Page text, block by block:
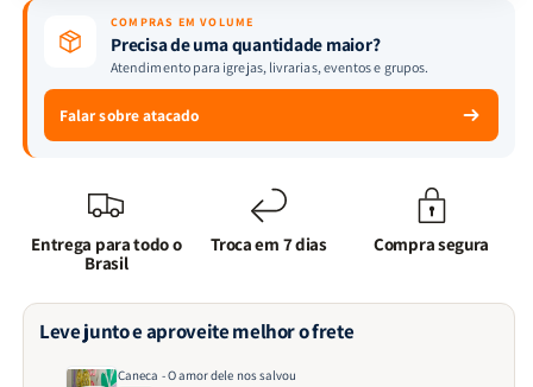
COMPRAS EM VOLUME
Precisa de uma quantidade maior?
Atendimento para igrejas, livrarias, eventos e grupos.
Falar sobre atacado
Entrega para todo o
Brasil
Troca em 7 dias Compra segura
Leve junto e aproveite melhor o frete
Caneca - O amor dele nos salvou